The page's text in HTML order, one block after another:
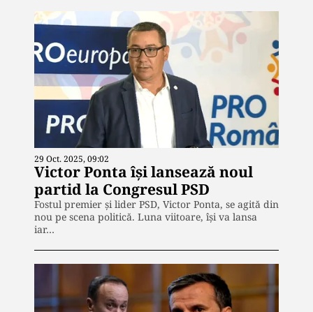
29 Oct. 2025, 09:02
Victor Ponta își lansează noul
partid la Congresul PSD
Fostul premier și lider PSD, Victor Ponta, se agită din
nou pe scena politică. Luna viitoare, își va lansa
iar…